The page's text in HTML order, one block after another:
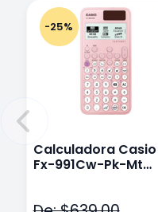
-25%
Calculadora Casio
Fx-991Cw-Pk-Mt